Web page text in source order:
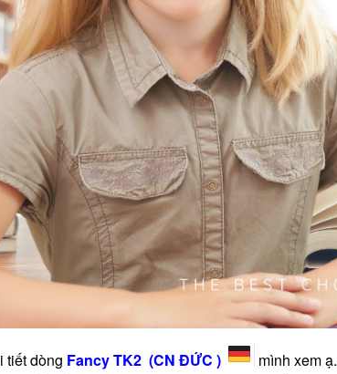
tiết dòng Fancy TK2 (CN ĐỨC )
mình xem ạ.